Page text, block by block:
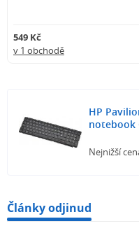
549 Kč
v 1 obchodě
HP
notebook
Nejnižší
Články odjinud